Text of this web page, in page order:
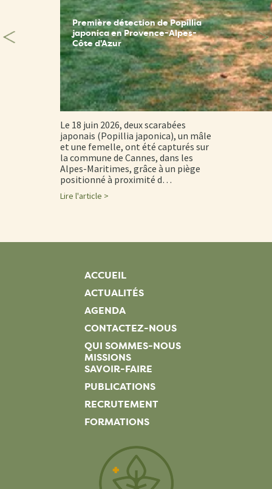
Première détection de Popillia
japonica en Provence-Alpes-
Côte d'Azur
Le 18 juin 2026, deux scarabées
japonais (Popillia japonica), un mâle
et une femelle, ont été capturés sur
la commune de Cannes, dans les
Alpes-Maritimes, grâce à un piège
positionné à proximité d…
Lire l'article >
ACCUEIL
ACTUALITÉS
AGENDA
CONTACTEZ-NOUS
QUI SOMMES-NOUS
MISSIONS
SAVOIR-FAIRE
PUBLICATIONS
RECRUTEMENT
FORMATIONS